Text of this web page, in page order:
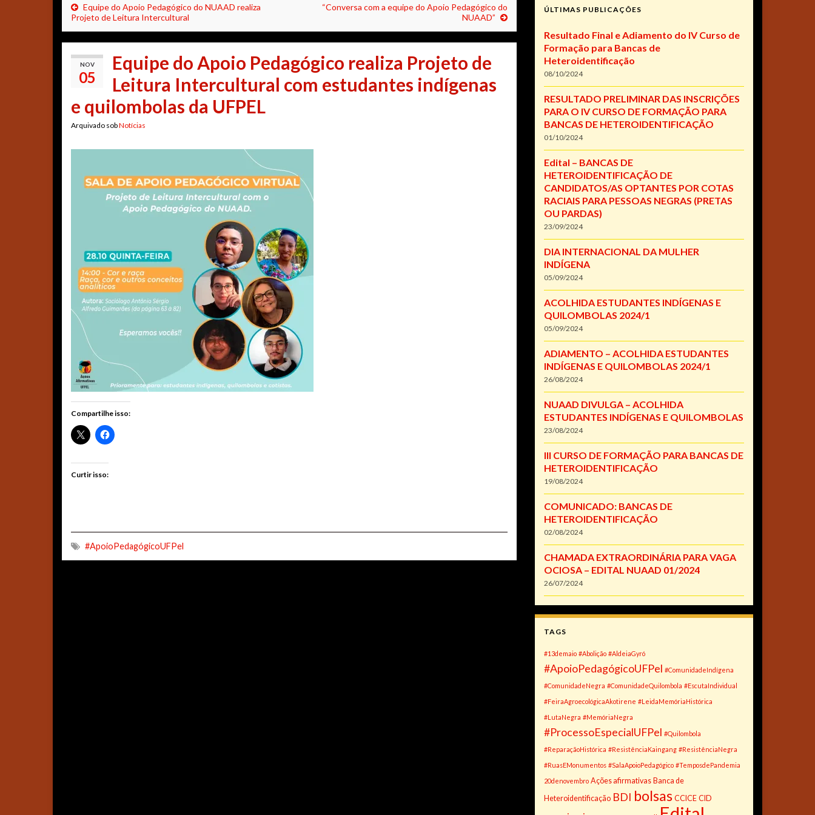
Equipe do Apoio Pedagógico do NUAAD realiza
Projeto de Leitura Intercultural
“Conversa com a equipe do Apoio Pedagógico do
NUAAD”
NOV
05
Equipe do Apoio Pedagógico realiza Projeto de
Leitura Intercultural com estudantes indígenas
e quilombolas da UFPEL
Arquivado sobNotícias
Compartilhe isso:
Curtir isso:
#ApoioPedagógicoUFPel
ÚLTIMAS PUBLICAÇÕES
Resultado Final e Adiamento do IV Curso de
Formação para Bancas de
Heteroidentificação
08/10/2024
RESULTADO PRELIMINAR DAS INSCRIÇÕES
PARA O IV CURSO DE FORMAÇÃO PARA
BANCAS DE HETEROIDENTIFICAÇÃO
01/10/2024
Edital – BANCAS DE
HETEROIDENTIFICAÇÃO DE
CANDIDATOS/AS OPTANTES POR COTAS
RACIAIS PARA PESSOAS NEGRAS (PRETAS
OU PARDAS)
23/09/2024
DIA INTERNACIONAL DA MULHER
INDÍGENA
05/09/2024
ACOLHIDA ESTUDANTES INDÍGENAS E
QUILOMBOLAS 2024/1
05/09/2024
ADIAMENTO – ACOLHIDA ESTUDANTES
INDÍGENAS E QUILOMBOLAS 2024/1
26/08/2024
NUAAD DIVULGA – ACOLHIDA
ESTUDANTES INDÍGENAS E QUILOMBOLAS
23/08/2024
III CURSO DE FORMAÇÃO PARA BANCAS DE
HETEROIDENTIFICAÇÃO
19/08/2024
COMUNICADO: BANCAS DE
HETEROIDENTIFICAÇÃO
02/08/2024
CHAMADA EXTRAORDINÁRIA PARA VAGA
OCIOSA – EDITAL NUAAD 01/2024
26/07/2024
TAGS
#13demaio #Abolição #AldeiaGyró
#ApoioPedagógicoUFPel #ComunidadeIndígena
#ComunidadeNegra #ComunidadeQuilombola #EscutaIndividual
#FeiraAgroecológicaAkotirene #LeidaMemóriaHistórica
#LutaNegra #MemóriaNegra
#ProcessoEspecialUFPel #Quilombola
#ReparaçãoHistórica #ResistênciaKaingang #ResistênciaNegra
#RuasEMonumentos #SalaApoioPedagógico #TemposdePandemia
20denovembro Ações afirmativas Banca de
Heteroidentificação BDI bolsas CCICE CID